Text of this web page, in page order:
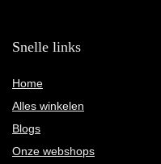
Snelle links
Home
Alles winkelen
Blogs
Onze webshops